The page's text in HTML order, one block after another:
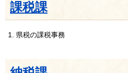
課税課
県税の課税事務